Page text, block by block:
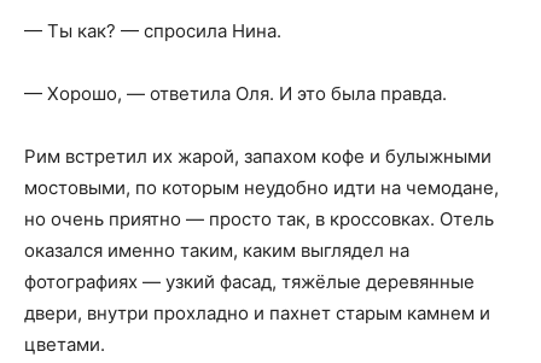
— Ты как? — спросила Нина.
— Хорошо, — ответила Оля. И это была правда.
Рим встретил их жарой, запахом кофе и булыжными
мостовыми, по которым неудобно идти на чемодане,
но очень приятно — просто так, в кроссовках. Отель
оказался именно таким, каким выглядел на
фотографиях — узкий фасад, тяжёлые деревянные
двери, внутри прохладно и пахнет старым камнем и
цветами.